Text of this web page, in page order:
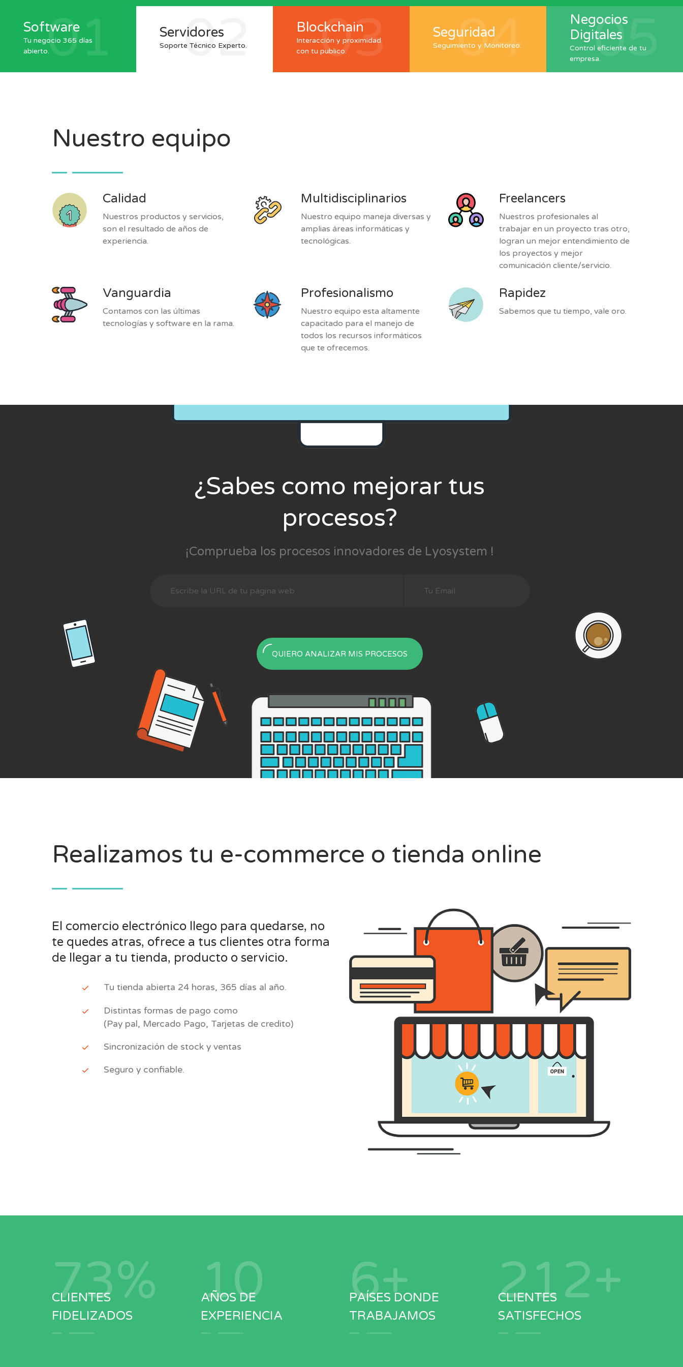
Software
Tu negocio 365 días
abierto.01 Servidores
Soporte Técnico Experto.
02 Blockchain
Interacción y proximidad
con tu publico.03 Seguridad
Seguimiento y Monitoreo.
04
Negocios
Digitales
Control eficiente de tu
empresa.05
Nuestro equipo
Calidad
Nuestros productos y servicios,
son el resultado de años de
experiencia.
Multidisciplinarios
Nuestro equipo maneja diversas y
amplias áreas informáticas y
tecnológicas.
Freelancers
Nuestros profesionales al
trabajar en un proyecto tras otro,
logran un mejor entendimiento de
los proyectos y mejor
comunicación cliente/servicio.
Vanguardia
Contamos con las últimas
tecnologías y software en la rama.
Profesionalismo
Nuestro equipo esta altamente
capacitado para el manejo de
todos los recursos informáticos
que te ofrecemos.
Rapidez
Sabemos que tu tiempo, vale oro.
¿Sabes como mejorar tus
procesos?
¡Comprueba los procesos innovadores de Lyosystem !
QUIERO ANALIZAR MIS PROCESOS
Realizamos tu e-commerce o tienda online
El comercio electrónico llego para quedarse, no
te quedes atras, ofrece a tus clientes otra forma
de llegar a tu tienda, producto o servicio.
Tu tienda abierta 24 horas, 365 días al año.
Distintas formas de pago como
(Pay pal, Mercado Pago, Tarjetas de credito)
Sincronización de stock y ventas
Seguro y confiable.
96%
CLIENTES
FIDELIZADOS
13
AÑOS DE
EXPERIENCIA
8+
PAÍSES DONDE
TRABAJAMOS
293+
CLIENTES
SATISFECHOS